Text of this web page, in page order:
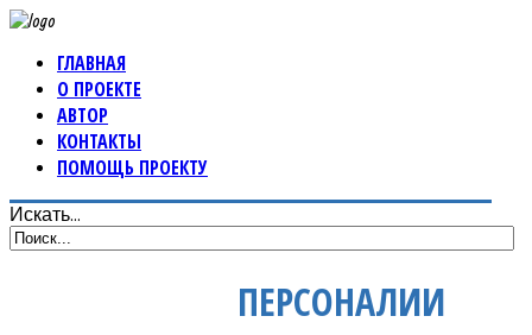
ГЛАВНАЯ
О ПРОЕКТЕ
АВТОР
КОНТАКТЫ
ПОМОЩЬ ПРОЕКТУ
Искать...
ПЕРСОНАЛИИ